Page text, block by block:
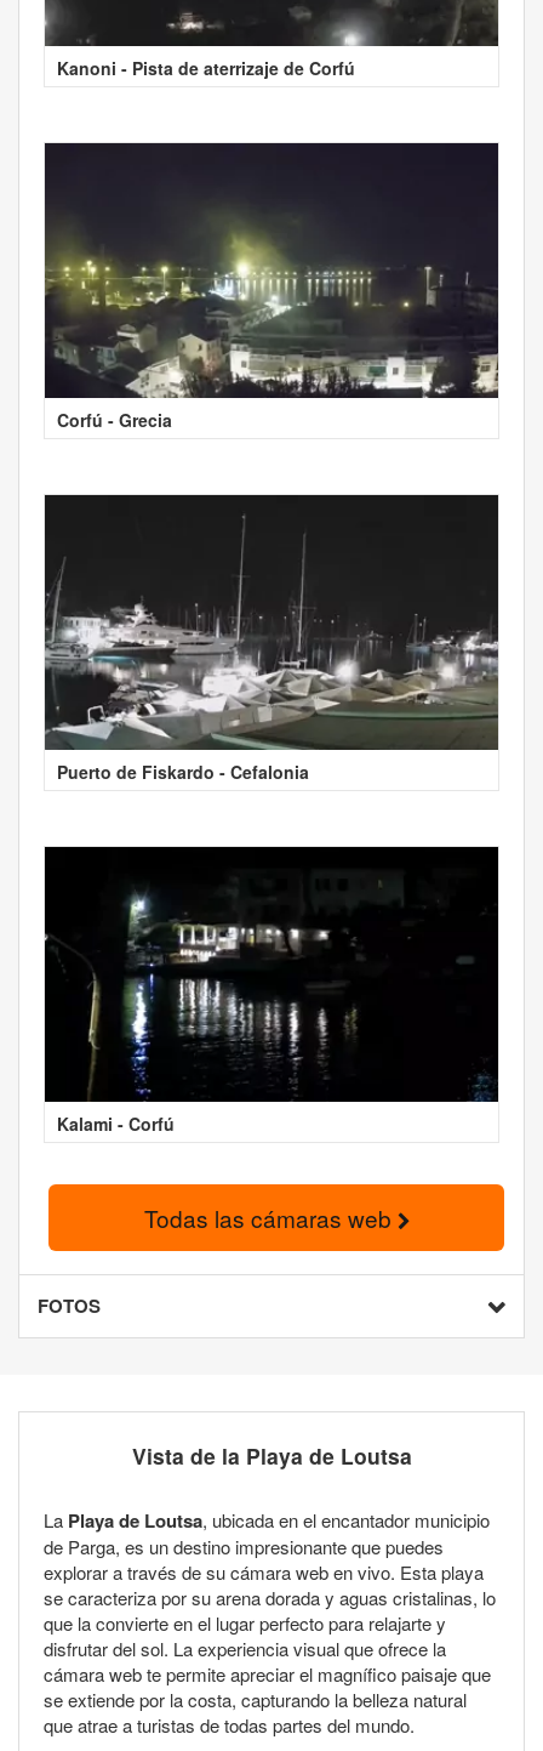
Kanoni - Pista de aterrizaje de Corfú
Corfú - Grecia
Puerto de Fiskardo - Cefalonia
Kalami - Corfú
Todas las cámaras web
FOTOS
Vista de la Playa de Loutsa
La Playa de Loutsa, ubicada en el encantador municipio
de Parga, es un destino impresionante que puedes
explorar a través de su cámara web en vivo. Esta playa
se caracteriza por su arena dorada y aguas cristalinas, lo
que la convierte en el lugar perfecto para relajarte y
disfrutar del sol. La experiencia visual que ofrece la
cámara web te permite apreciar el magnífico paisaje que
se extiende por la costa, capturando la belleza natural
que atrae a turistas de todas partes del mundo.